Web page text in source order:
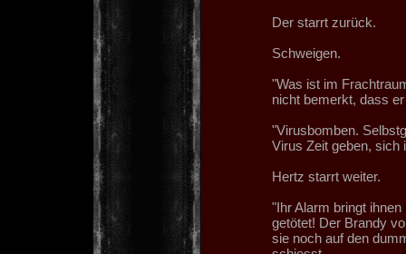
Der starrt zurück.
Schweigen.
"Was ist im
nicht bemerkt, dass
"Virusbomben.
Virus Zeit geben, sich
Hertz starrt weiter.
"Ihr Alarm bringt
getötet! Der Brandy
sie noch auf den